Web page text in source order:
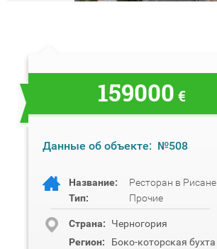
159000 €
Данные об объекте: №508
Название:
Ресторан в Рисане
Тип:
Прочие
Cтрана:
Черногория
Регион:
Боко-которская бухта